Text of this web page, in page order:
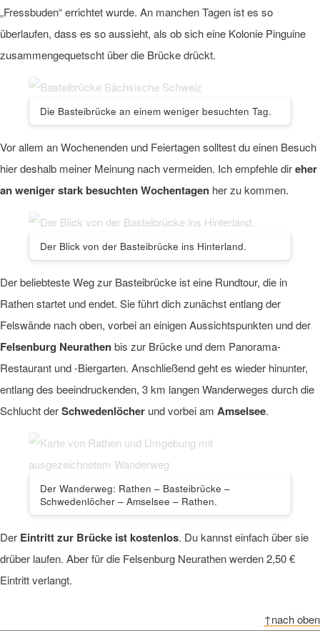
„Fressbuden“ errichtet wurde. An manchen Tagen ist es so
überlaufen, dass es so aussieht, als ob sich eine Kolonie Pinguine
zusammengequetscht über die Brücke drückt.
Die Basteibrücke an einem weniger besuchten Tag.
Vor allem an Wochenenden und Feiertagen solltest du einen Besuch
hier deshalb meiner Meinung nach vermeiden. Ich empfehle direher
an weniger stark besuchten Wochentagen her zu kommen.
Der Blick von der Basteibrücke ins Hinterland.
Der beliebteste Weg zur Basteibrücke ist eine Rundtour, die in
Rathen startet und endet. Sie führt dich zunächst entlang der
Felswände nach oben, vorbei an einigen Aussichtspunkten und der
Felsenburg Neurathenbis zur Brücke und dem Panorama-
Restaurant und -Biergarten. Anschließend geht es wieder hinunter,
entlang des beeindruckenden, 3 km langen Wanderweges durch die
Schlucht derSchwedenlöcher und vorbei am Amselsee.
Der Wanderweg: Rathen – Basteibrücke –
Schwedenlöcher – Amselsee – Rathen.
Der Eintritt zur Brücke ist kostenlos. Du kannst einfach über sie
drüber laufen. Aber für die Felsenburg Neurathen werden 2,50 €
Eintritt verlangt.
↑nach oben